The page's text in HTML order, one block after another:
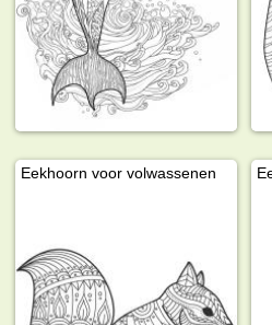
Eekhoorn voor volwassenen